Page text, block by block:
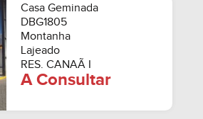
Casa Geminada
DBG1805
Montanha
Lajeado
RES. CANAÃ I
A Consultar